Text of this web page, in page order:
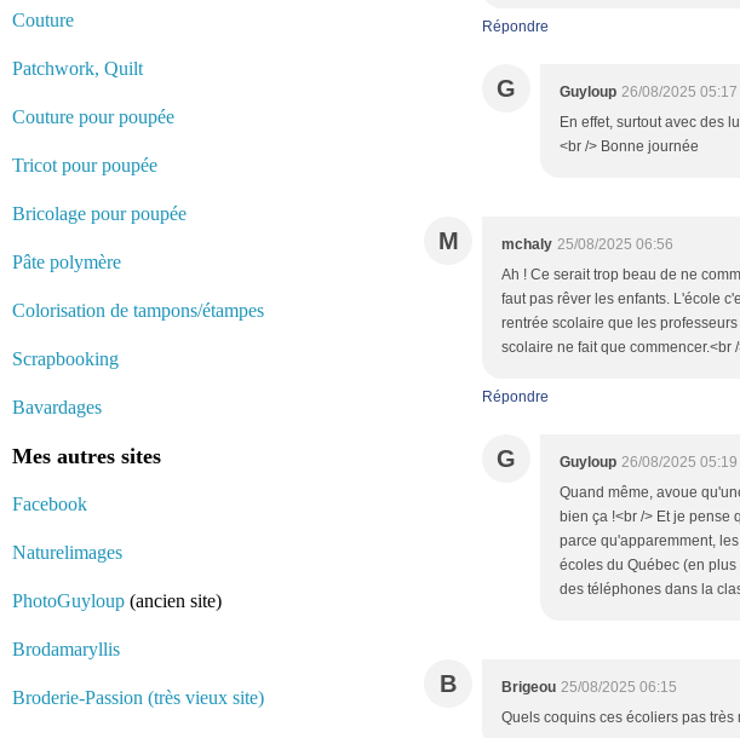
Couture
Patchwork, Quilt
Couture pour poupée
Tricot pour poupée
Bricolage pour poupée
Pâte polymère
Colorisation de tampons/étampes
Scrapbooking
Bavardages
Mes autres sites
Facebook
Naturelimages
PhotoGuyloup (ancien site)
Brodamaryllis
Broderie-Passion (très vieux site)
Répondre
G Guyloup 26/08/2025 05:17
En effet, surtout avec des
<br /> Bonne journée
M mchaly 25/08/2025 06:56
Ah ! Ce serait trop beau de ne
faut pas rêver les enfants. L'école
rentrée scolaire que les
scolaire ne fait que commencer.<br
Répondre
G Guyloup 26/08/2025 05:19
Quand même, avoue
bien ça !<br /> Et je pense
parce qu'apparemment,
écoles du Québec (en
des téléphones dans la
B Brigeou 25/08/2025 06:15
Quels coquins ces écoliers pas